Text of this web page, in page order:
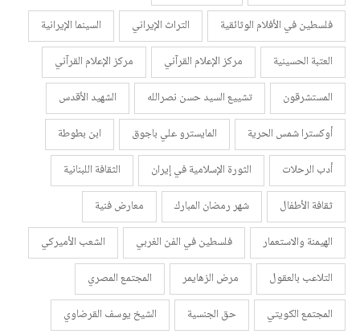
فلسطين في الأفلام الوثائقية التراث الإيراني
السينما الإيرانية
العتبة الحسينية
مركز الإعلام القرآني
مركز الإعلام القرآني
المستشرقون
تشييع السيد حسن نصرالله
الشهيد الأقدس
أوكسترا شمس الحرية
المايسترو علي باجوق
ابن بطوطة
أدب الرحلات
الثورة الإسلامية في إيران
الثقافة اللبنانية
ثقافة الأطفال
شهر رمضان المبارك
معارض فنية
الهيمنة والاستعمار
فلسطين في الفن الغربي
الشعب الأميركي
التلاعب بالعقول
مرض الزهايمر
المجتمع المصري
المجتمع الكويتي
حق الجنسية
الشيخ يوسف القرضاوي